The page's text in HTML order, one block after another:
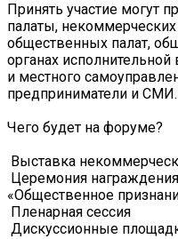
Принять участие могут
палаты,
общественных палат,
органах исполнительной
и местного
предприниматели и СМИ.
Чего будет на форуме?
Выставка
Церемония
«Общественное
️ Пленарная сессия
Дискуссионные